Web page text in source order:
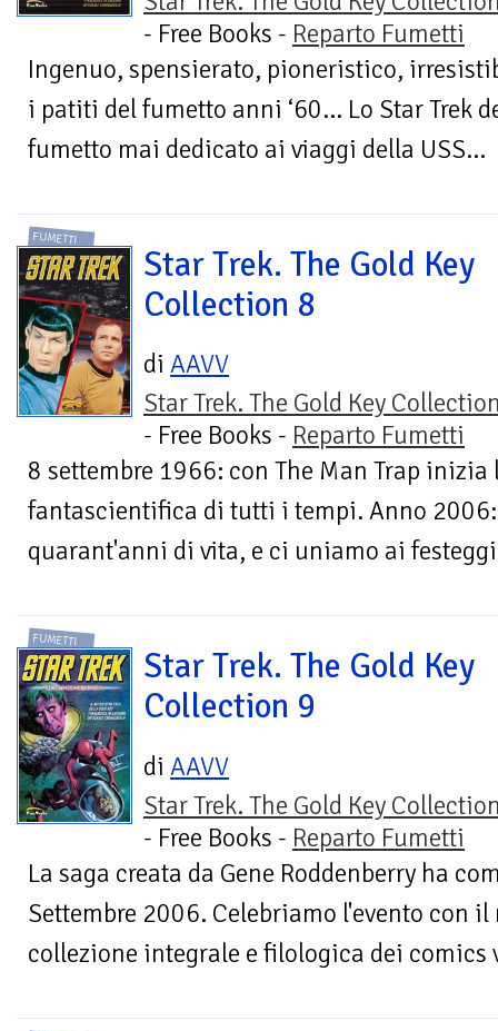
- Free Books - Reparto Fumetti
Ingenuo, spensierato, pioneristico,
i patiti del fumetto anni ‘60… Lo Star Trek
fumetto mai dedicato ai viaggi della USS...
FUMETTI
Star Trek. The Gold Key
Collection 8
di AAVV
Star Trek. The Gold Key
- Free Books - Reparto Fumetti
8 settembre 1966: con The Man Trap
fantascientifica di tutti i tempi. Anno 2006:
quarant'anni di vita, e ci uniamo ai
FUMETTI
Star Trek. The Gold Key
Collection 9
di AAVV
Star Trek. The Gold Key
- Free Books - Reparto Fumetti
La saga creata da Gene Roddenberry ha
Settembre 2006. Celebriamo l'evento con
collezione integrale e filologica dei comics